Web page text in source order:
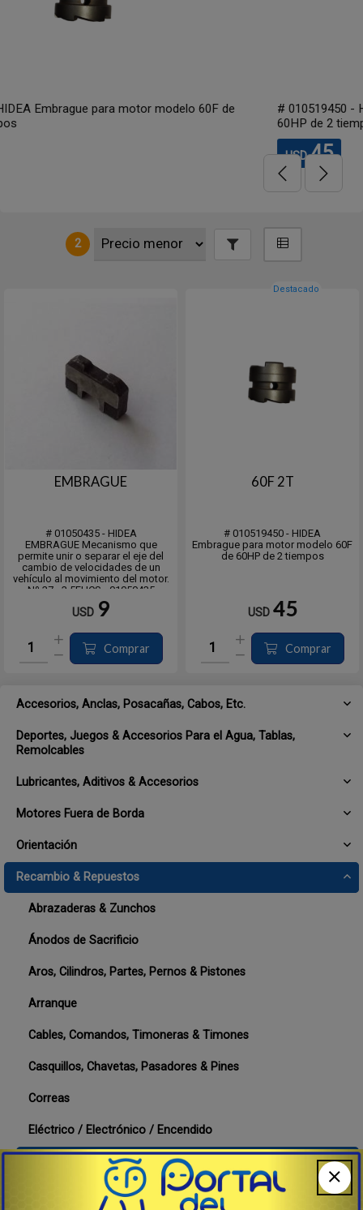
Accesorios, Anclas, Posacañas, Cabos, Etc.
Deportes, Juegos & Accesorios Para el Agua, Tablas,
Remolcables
Lubricantes, Aditivos & Accesorios
Motores Fuera de Borda
Orientación
Recambio & Repuestos
Abrazaderas & Zunchos
Ánodos de Sacrificio
Aros, Cilindros, Partes, Pernos & Pistones
Arranque
Cables, Comandos, Timoneras & Timones
Casquillos, Chavetas, Pasadores & Pines
Correas
Eléctrico / Electrónico / Encendido
Embrague - Clutch
Engranajes & Piñones
60F de
# 010519450 - HIDEA Embrague para motor
2
EMBRAGUE
# 01050435 - HIDEA
EMBRAGUE Mecanismo que
permite unir o separar el eje del
cambio de velocidades de un
vehículo al movimiento del motor.
Nº 37 - 3.5FHCS - 01050435
USD 9
Comprar
Destacado
60F 2T
# 010519450 - HIDEA
Embrague para motor modelo 60F
de 60HP de 2 tiempos
USD 45
Comprar